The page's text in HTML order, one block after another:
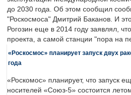
до 2030 года. Об этом сообщил
"Роскосмоса" Дмитрий Баканов. И
Рогозин еще в 2014 году заявлял,
проекта, а самой станции "пора на
«Роскосмос» планирует запуск двух
года
«Роскомос» планирует, что запуск
носителей «Союз-5» состоится